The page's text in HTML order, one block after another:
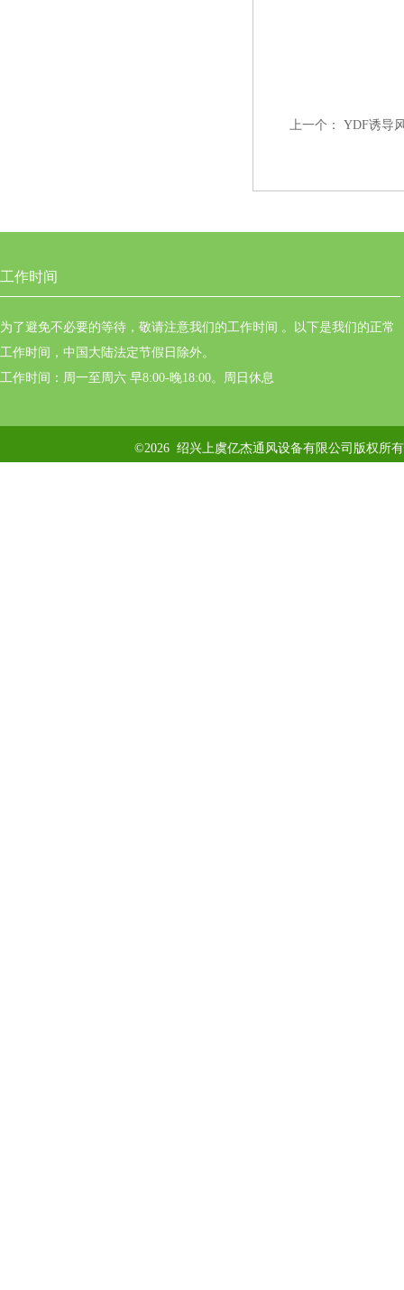
上一个： YDF诱导
工作时间
为了避免不必要的等待，敬请注意我们的工作时间 。以下是我们的正常
工作时间，中国大陆法定节假日除外。
工作时间：周一至周六 早8:00-晚18:00。周日休息
©2026 绍兴上虞亿杰通风设备有限公司版权所有